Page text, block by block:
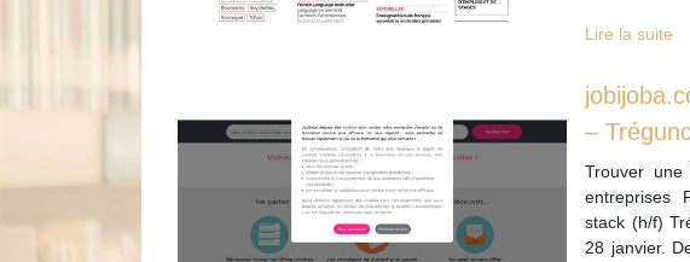
Lire la suite
–
Trouver une
entreprises
stack (h/f)
28 janvier.